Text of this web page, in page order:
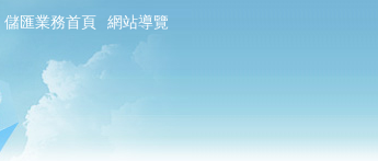
儲匯業務首頁 網站導覽